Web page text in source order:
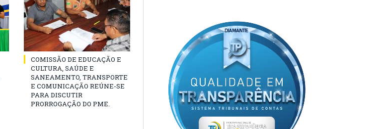
COMISSÃO DE EDUCAÇÃO E
CULTURA, SAÚDE E
SANEAMENTO, TRANSPORTE
E COMUNICAÇÃO REÚNE-SE
PARA DISCUTIR
PRORROGAÇÃO DO PME.